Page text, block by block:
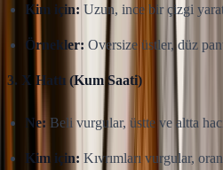
Kim için: Uzun, ince bir çizgi
Örnekler: Oversize üstler, düz
3. X Hattı (Kum Saati)
Ne: Beli vurgular, üstte ve altta
Kim için: Kıvrımları vurgular,